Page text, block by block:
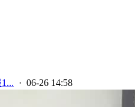
· 06-26 14:58